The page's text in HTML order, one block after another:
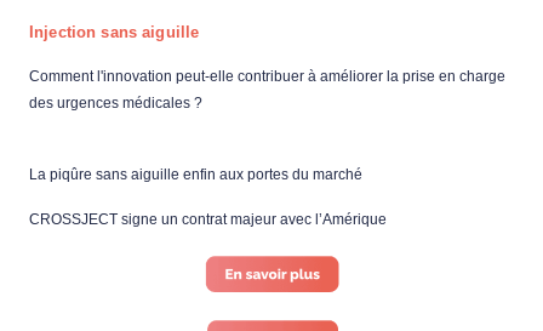
Injection sans aiguille
Comment l'innovation peut-elle contribuer à améliorer la prise en charge
des urgences médicales ?
La piqûre sans aiguille enfin aux portes du marché
CROSSJECT signe un contrat majeur avec l’Amérique